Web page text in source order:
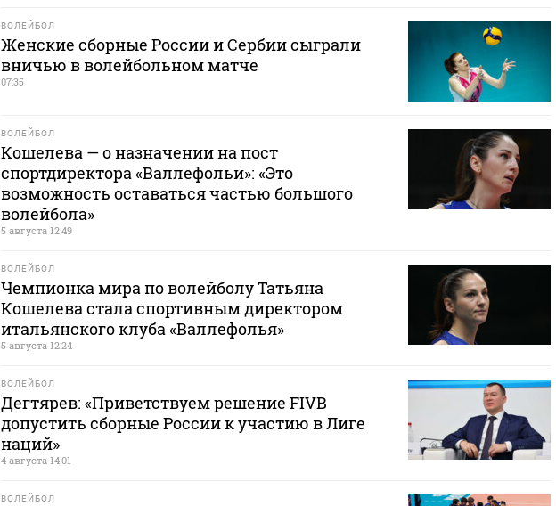
ВОЛЕЙБОЛ
Женские сборные России и Сербии сыграли
вничью в волейбольном матче
07:35
ВОЛЕЙБОЛ
Кошелева — о назначении на пост
спортдиректора «Валлефольи»: «Это
возможность оставаться частью большого
волейбола»
5 августа 12:49
ВОЛЕЙБОЛ
Чемпионка мира по волейболу Татьяна
Кошелева стала спортивным директором
итальянского клуба «Валлефолья»
5 августа 12:24
ВОЛЕЙБОЛ
Дегтярев: «Приветствуем решение FIVB
допустить сборные России к участию в Лиге
наций»
4 августа 14:01
ВОЛЕЙБОЛ